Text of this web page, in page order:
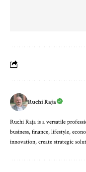
Ruchi Raja
Ruchi Raja is a versatile
business, finance, lifestyle,
innovation, create strategic